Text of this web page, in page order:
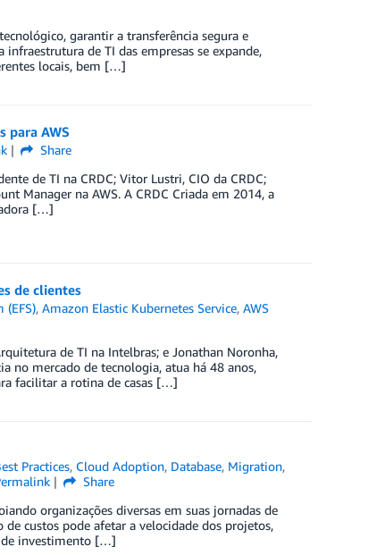
garantir a transferência segura e
de TI das empresas se expande,
locais, bem […]
para AWS
Share
de TI na CRDC; Vitor Lustri, CIO da CRDC;
Manager na AWS. A CRDC Criada em 2014, a
[…]
de clientes
(EFS),Amazon Elastic Kubernetes Service,AWS
de TI na Intelbras; e Jonathan Noronha,
no mercado de tecnologia, atua há 48 anos,
facilitar a rotina de casas […]
Practices, Cloud Adoption, Database, Migration,
Share
organizações diversas em suas jornadas de
custos pode afetar a velocidade dos projetos,
de investimento […]